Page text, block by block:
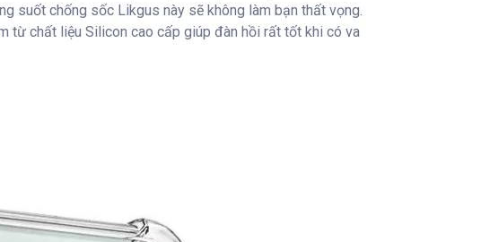
suốt chống sốc Likgus này sẽ không làm bạn thất vọng.
từ chất liệu Silicon cao cấp giúp đàn hồi rất tốt khi có va